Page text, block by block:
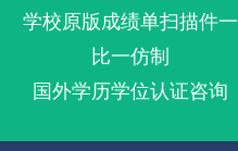
学校原版成绩单扫描件一
比一仿制
国外学历学位认证咨询